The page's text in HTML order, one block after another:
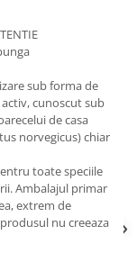
sub forma de
cunoscut sub
de casa
norvegicus) chiar
toate speciile
Ambalajul primar
extrem de
nu creeaza